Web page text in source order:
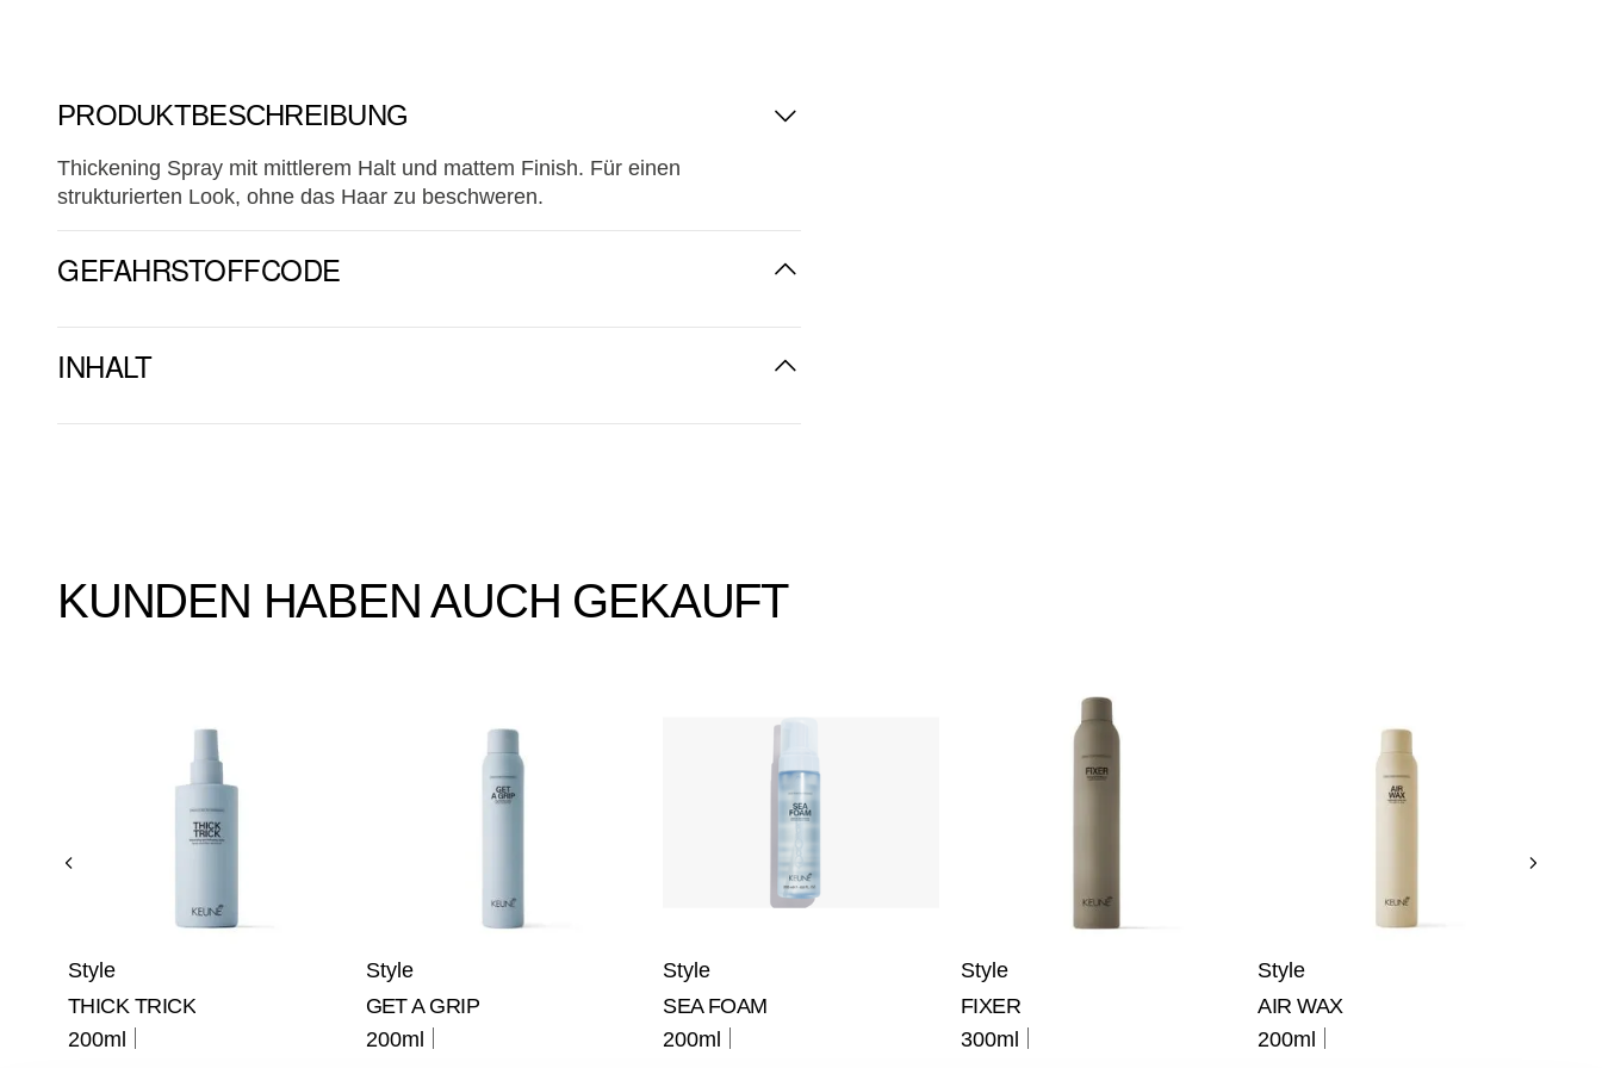
PRODUKTBESCHREIBUNG
Thickening Spray mit mittlerem Halt und mattem Finish. Für einen
strukturierten Look, ohne das Haar zu beschweren.
GEFAHRSTOFFCODE
INHALT
KUNDEN HABEN AUCH GEKAUFT
Style
THICK TRICK
200ml
Style
GET A GRIP
200ml
Style
SEA FOAM
200ml
Style
FIXER
300ml
Style
AIR WAX
200ml